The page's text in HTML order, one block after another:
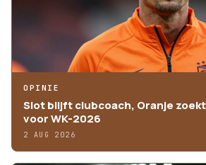
OPINIE
Slot blijft clubcoach, Oranje
voor WK-2026
2 AUG 2026